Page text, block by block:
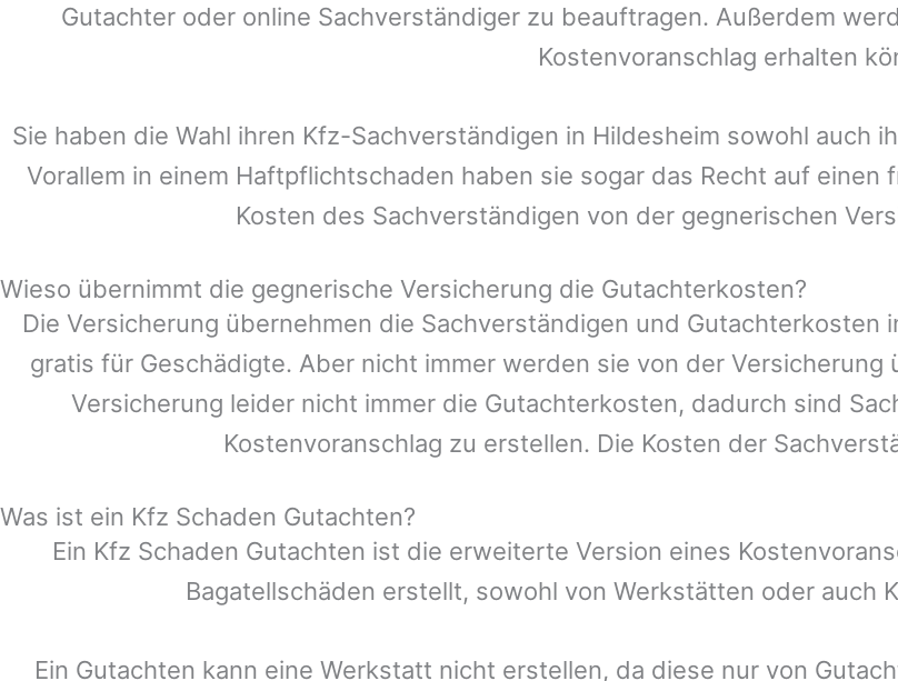
Gutachter oder online Sachverständiger zu beauftragen. Außerdem
Kostenvoranschlag erhalten
Sie haben die Wahl ihren Kfz-Sachverständigen in Hildesheim sowohl auch
Vorallem in einem Haftpflichtschaden haben sie sogar das Recht auf
Kosten des Sachverständigen von der gegnerischen
Wieso übernimmt die gegnerische Versicherung die Gutachterkosten?
Die Versicherung übernehmen die Sachverständigen und Gutachterkosten
gratis für Geschädigte. Aber nicht immer werden sie von der
Versicherung leider nicht immer die Gutachterkosten, dadurch sind
Kostenvoranschlag zu erstellen. Die Kosten der
Was ist ein Kfz Schaden Gutachten?
Ein Kfz Schaden Gutachten ist die erweiterte Version eines
Bagatellschäden erstellt, sowohl von Werkstätten oder auch
Ein Gutachten kann eine Werkstatt nicht erstellen, da diese nur von